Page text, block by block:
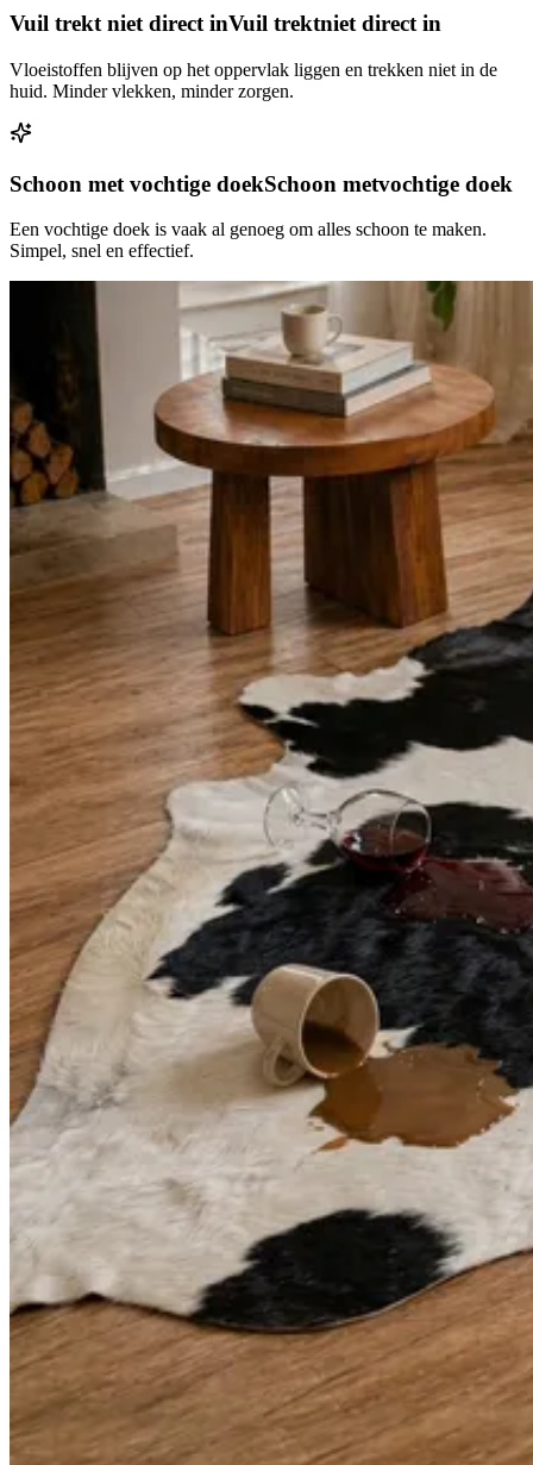
Vuil trekt niet direct inVuil trektniet direct in
Vloeistoffen blijven op het oppervlak liggen en trekken niet in de
huid. Minder vlekken, minder zorgen.
Schoon met vochtige doekSchoon metvochtige doek
Een vochtige doek is vaak al genoeg om alles schoon te maken.
Simpel, snel en effectief.